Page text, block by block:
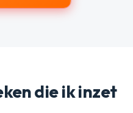
die ik inzet